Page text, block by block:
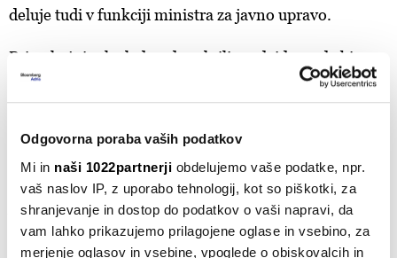
Odgovorna poraba vaših podatkov
Mi in naši 1022partnerji obdelujemo vaše podatke, npr.
vaš naslov IP, z uporabo tehnologij, kot so piškotki, za
shranjevanje in dostop do podatkov o vaši napravi, da
vam lahko prikazujemo prilagojene oglase in vsebino, za
merjenje oglasov in vsebine, vpoglede o obiskovalcih in
deluje tudi v funkciji ministra za javno upravo.
Pri pokojninah vlada z dopolnili predvideva, da bi se
prihodnje leto uskladitev delno opravila že pri
izplačilu pokojnin in drugih prejemkov v januarju, in
sicer v višini 8,2 odstotka. "To je višina redne
Urada za makroekonomske analize in razvoj (Umar),"
je navedel minister. Končna uskladitev pa se bo po
njegovih besedah v skladu s pokojninskim zakonom